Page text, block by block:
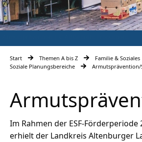
Start Themen A bis Z
Familie & Soziales
Soziale Planungsbereiche
Armutsprävention/
Im Rahmen der ESF-Förderperiode
erhielt der Landkreis Altenburger